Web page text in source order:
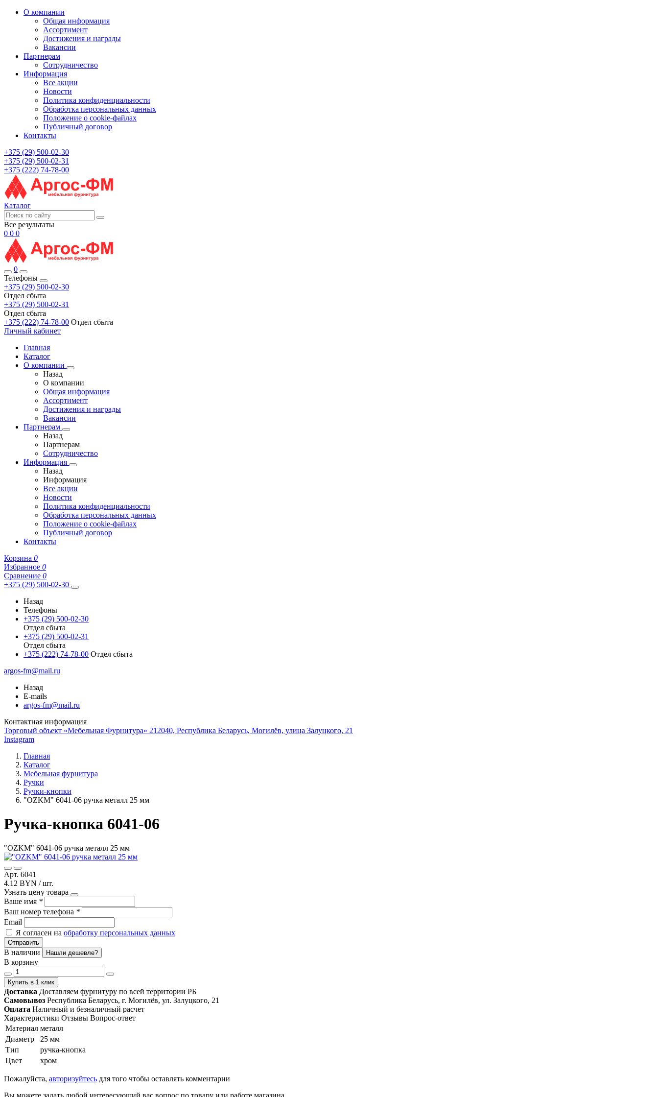
О компании
Общая информация
Ассортимент
Достижения и награды
Вакансии
Партнерам
Сотрудничество
Информация
Все акции
Новости
Политика конфиденциальности
Обработка персональных данных
Положение о cookie-файлах
Публичный договор
Контакты
+375 (29) 500-02-30
+375 (29) 500-02-31
+375 (222) 74-78-00
Каталог
Все результаты
0 0 0
0
Телефоны
+375 (29) 500-02-30
Отдел сбыта
+375 (29) 500-02-31
Отдел сбыта
+375 (222) 74-78-00 Отдел сбыта
Личный кабинет
Главная
Каталог
О компании
Назад
О компании
Общая информация
Ассортимент
Достижения и награды
Вакансии
Партнерам
Назад
Партнерам
Сотрудничество
Информация
Назад
Информация
Все акции
Новости
Политика конфиденциальности
Обработка персональных данных
Положение о cookie-файлах
Публичный договор
Контакты
Корзина 0
Избранное 0
Сравнение 0
+375 (29) 500-02-30
Назад
Телефоны
+375 (29) 500-02-30
Отдел сбыта
+375 (29) 500-02-31
Отдел сбыта
+375 (222) 74-78-00 Отдел сбыта
argos-fm@mail.ru
Назад
E-mails
argos-fm@mail.ru
Контактная информация
Торговый объект «Мебельная Фурнитура» 212040, Республика Беларусь, Могилёв, улица Залуцкого, 21
Instagram
Главная
Каталог
Мебельная фурнитура
Ручки
Ручки-кнопки
"OZKM" 6041-06 ручка металл 25 мм
Ручка-кнопка 6041-06
"OZKM" 6041-06 ручка металл 25 мм
Арт. 6041
4.12 BYN / шт.
Узнать цену товара
Ваше имя *
Ваш номер телефона *
Email
Я согласен на обработку персональных данных
Отправить
В наличии Нашли дешевле?
В корзину
Купить в 1 клик
Доставка Доставляем фурнитуру по всей территории РБ
Самовывоз Республика Беларусь, г. Могилёв, ул. Залуцкого, 21
Оплата Наличный и безналичный расчет
Характеристики Отзывы Вопрос-ответ
Материал металл
Диаметр
25 мм
Тип
ручка-кнопка
Цвет
хром
Пожалуйста, авторизуйтесь для того чтобы оставлять комментарии
Вы можете задать любой интересующий вас вопрос по товару или работе магазина.